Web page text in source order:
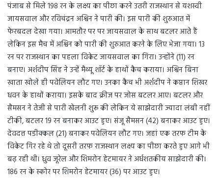
पंजाब से मिले 198 रन के लक्ष्य का पीछा करने उतरी राजस्थान से यशस्वी
जायसवाल और रविचंद्रन अश्विन ने पारी की। इस पारी की शुरुआत में
फेरबदल देखा गया। आमतौर पर पर जायसवाल के साथ बटलर आते हैं
लेकिन इस मैच में अश्विन को पारी की शुरुआत करने के लिए भेजा गया। 13
रन पर राजस्थान का पहला विकेट जायसवाल का गिरा। उन्होंने (11) रन
बनाए। अर्शदीप सिंह ने उन्हें मैथ्यू शॉर्ट के हाथों कैच कराया। अश्विन बिना
खाता खोले ही पवेलियन लौट गए। उनका कैच भी अर्शदीप ने कप्तान शिखर
धवन के हाथों कराया। इसके बाद क्रीज पर जोस बटलर आए। बटलर और
सैमसन ने तेजी से पारी खेलनी शुरू की लेकिन ये साझेदारी ज्यादा लंबी नहीं
टीकी, बटलर 19 रन बनाकर आउट हुए। संजू सैमसन (42) बनाकर आउट हुए।
देवदत्त पडीक्कल (21) बनाकर पवेलियन लौट गए। जहां एक तरफ टीम के
विकेट गिर रहे थे तो दूसरी तरफ राजस्थान लक्ष्य का पीछा करते हुए आगे भी
बढ़ रही थी। ध्रुव जूरेल और शिमरोन हेटमायर ने अर्धशतकीय साझेदारी की।
186 रन के स्कोर पर शिमरोन हेटमायर (36) पर आउट हुए।